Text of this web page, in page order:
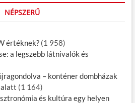
NÉPSZERŰ
értéknek? (1 958)
a legszebb látnivalók és
– konténer dombházak
alatt (1 164)
és kultúra egy helyen